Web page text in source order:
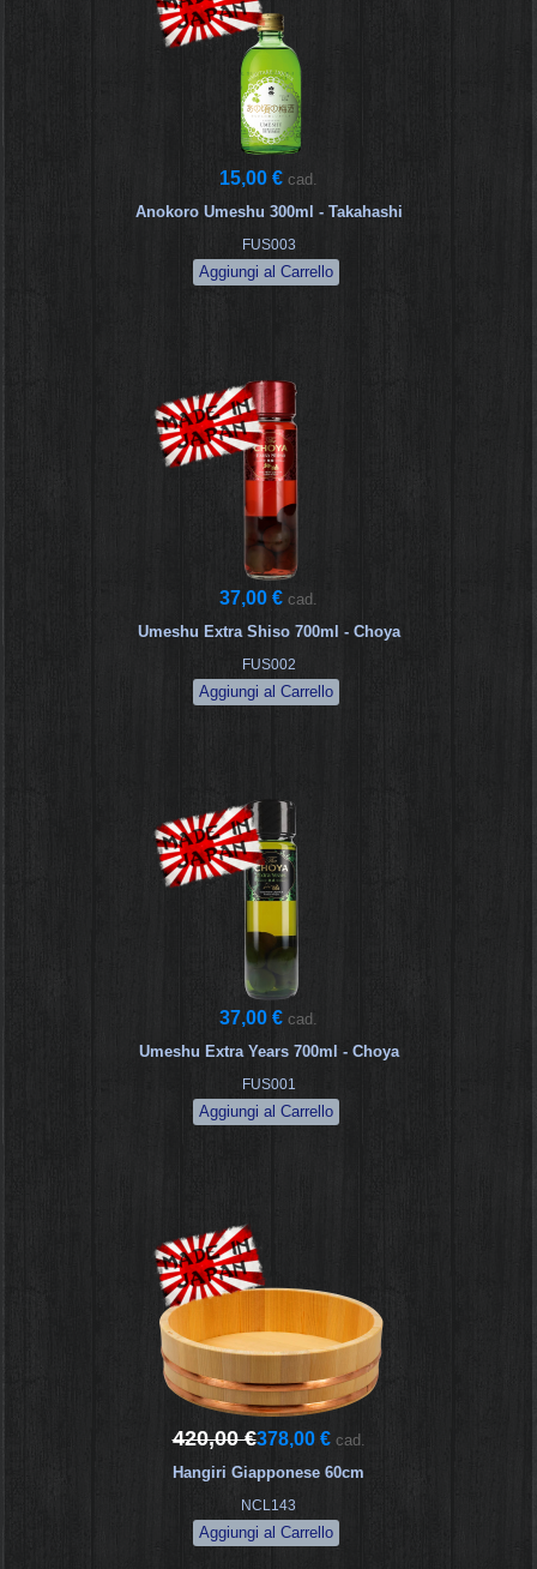
15,00 € cad.
Anokoro Umeshu 300ml - Takahashi
FUS003
37,00 € cad.
Umeshu Extra Shiso 700ml - Choya
FUS002
37,00 € cad.
Umeshu Extra Years 700ml - Choya
FUS001
420,00 €378,00 € cad.
Hangiri Giapponese 60cm
NCL143